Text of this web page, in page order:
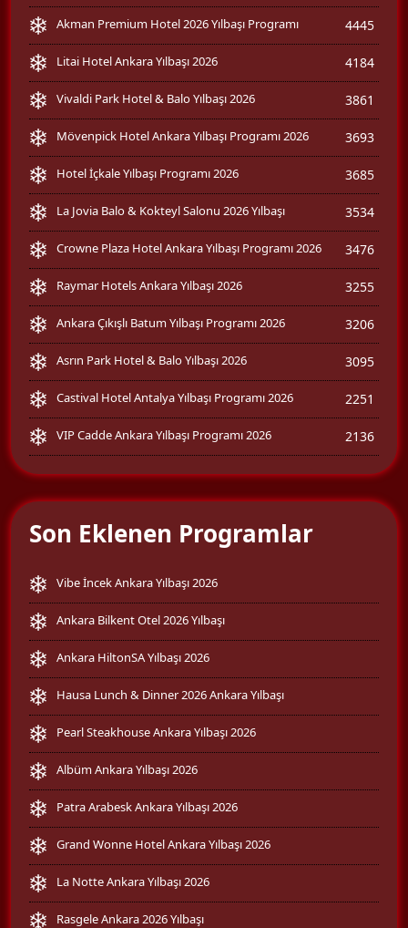
Akman Premium Hotel 2026 Yılbaşı Programı 4445
Litai Hotel Ankara Yılbaşı 2026 4184
Vivaldi Park Hotel & Balo Yılbaşı 2026 3861
Mövenpick Hotel Ankara Yılbaşı Programı 2026 3693
Hotel İçkale Yılbaşı Programı 2026 3685
La Jovia Balo & Kokteyl Salonu 2026 Yılbaşı 3534
Crowne Plaza Hotel Ankara Yılbaşı Programı 2026 3476
Raymar Hotels Ankara Yılbaşı 2026 3255
Ankara Çıkışlı Batum Yılbaşı Programı 2026 3206
Asrın Park Hotel & Balo Yılbaşı 2026 3095
Castival Hotel Antalya Yılbaşı Programı 2026 2251
VIP Cadde Ankara Yılbaşı Programı 2026 2136
Son Eklenen Programlar
Vibe İncek Ankara Yılbaşı 2026
Ankara Bilkent Otel 2026 Yılbaşı
Ankara HiltonSA Yılbaşı 2026
Hausa Lunch & Dinner 2026 Ankara Yılbaşı
Pearl Steakhouse Ankara Yılbaşı 2026
Albüm Ankara Yılbaşı 2026
Patra Arabesk Ankara Yılbaşı 2026
Grand Wonne Hotel Ankara Yılbaşı 2026
La Notte Ankara Yılbaşı 2026
Rasgele Ankara 2026 Yılbaşı